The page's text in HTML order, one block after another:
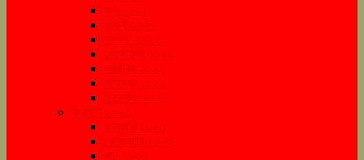
জুন ২০২২
জুলাই ২০২২
আগস্ট ২০২২
সেপ্টেম্বর ২০২২
অক্টোবর ২০২২
নভেম্বর ২০২২
ডিসেম্বর ২০২২
সংরক্ষণ ২০২৩
জানুয়ারি ২০২৩
ফেব্রুয়ারি ২০২৩
মার্চ ২০২৩